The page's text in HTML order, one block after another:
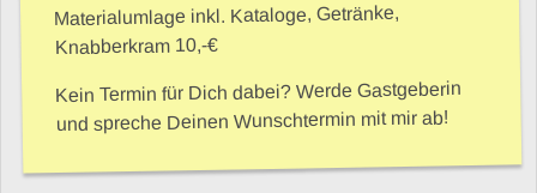
Materialumlage inkl. Kataloge, Getränke,
Knabberkram 10,-€
Kein Termin für Dich dabei? Werde Gastgeberin
und spreche Deinen Wunschtermin mit mir ab!